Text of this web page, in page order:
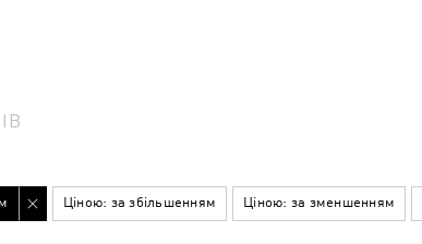
Ціною: за збільшенням Ціною: за зменшенням